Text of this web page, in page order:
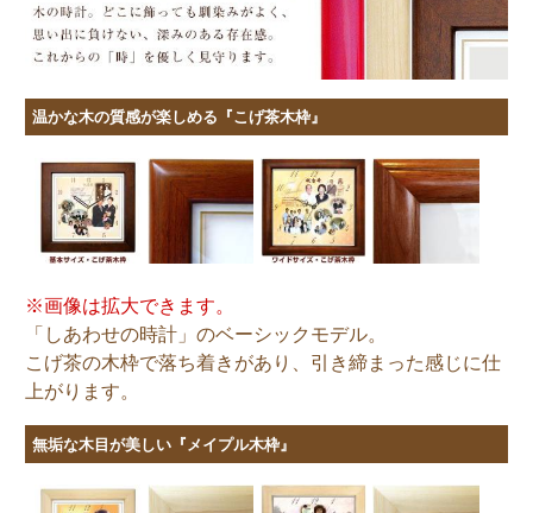
温かな木の質感が楽しめる『こげ茶木枠』
※画像は拡大できます。
「しあわせの時計」のベーシックモデル。
こげ茶の木枠で落ち着きがあり、引き締まった感じに仕
上がります。
無垢な木目が美しい『メイプル木枠』